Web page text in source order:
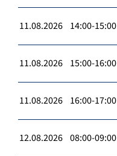
11.08.2026 14:00-15:00
11.08.2026 15:00-16:00
11.08.2026 16:00-17:00
12.08.2026 08:00-09:00